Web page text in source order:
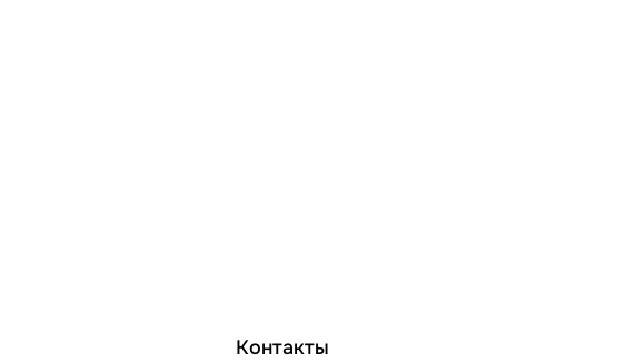
Контакты